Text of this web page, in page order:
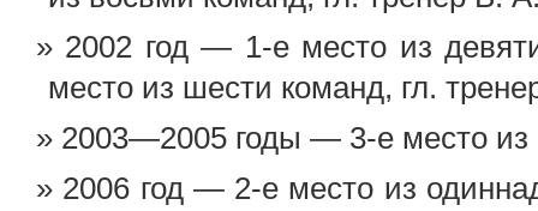
2002 год — 1-е место из
место из шести команд, гл.
2003—2005 годы — 3-е место из
2006 год — 2-е место из